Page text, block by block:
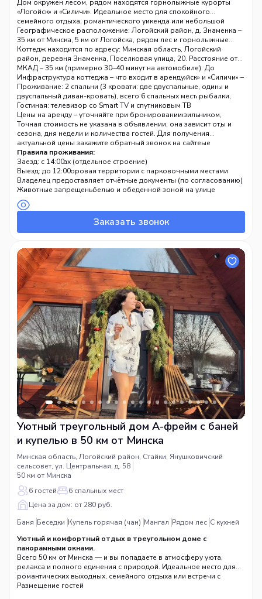
Минска и 5 км от города Логойск.
Дом окружён лесом, рядом находятся горнолыжные курорты
«Логойск» и «Силичи». Идеальное место для спокойного
семейного отдыха, романтического уикенда или небольшой
дружеской компании. Для гостей – баня на дровах, мангальная
зона, уютный двор с гирляндами.
Географическое расположение: Логойский район, д. Знаменка –
35 км от Минска, 5 км от Логойска, рядом лес и горнолыжные
трассы
Коттедж находится по адресу: Минская область, Логойский
район, деревня Знаменка, Поселковая улица, 20. Расстояние от
МКАД – 35 км (примерно 30–40 минут на автомобиле). До
Логойска – 5 км, до горнолыжных центров «Логойск» и «Силичи» –
ещё ближе. Вокруг – лес, где можно гулять, собирать грибы и
ягоды. Рядом есть пруд/озеро, а также возможность рыбалки,
охоты, проката велосипедов.
Инфраструктура коттеджа – что входит в аренду
Проживание: 2 спальни (3 кровати: две двуспальные, один
двуспальный диван-кровать), всего 6 спальных мест
Гостиная: телевизор со Smart TV и спутниковым ТВ
Кухня: индукционная плита, холодильник с морозильником,
микроволновая печь, электрочайник, полный набор посуды и
столовых приборов, обеденный стол, чай/кофе
Ванная комната: душ, туалет, полотенца, фен, туалетные
принадлежности
Баня на дровах (отдельное строение)
Большая придворовая территория с парковочными местами
Мангальная зона (мангал, принадлежности для барбекю)
Терраса с садовой мебелью и обеденной зоной на улице
Магическое оформление гирляндами – дом и баня
подсвечиваются
Бесплатный Wi-Fi, газовый водонагреватель, металлическая
Дизайнерский ремонт, вид во двор
Цены на аренду – уточняйте при бронировании
Точная стоимость не указана в объявлении, она зависит от
сезона, дня недели и количества гостей. Для получения
актуальной цены закажите обратный звонок на сайте
Правила проживания:
Заезд: с 14:00
Выезд: до 12:00
Курение разрешено только в специально отведённых местах
Животные запрещены
Вечеринки и мероприятия запрещены
Можно с детьми любого возраста
Владелец предоставляет отчётные документы (по согласованию)
Заказать звонок
Уютный треугольный дом А-фрейм с баней
и купелью в 50 км от Минска
Минская область, Логойский район, Стайки, Янушковичский
сельсовет, ул. Центральная, д. 58
50 км от Минска
6 гостей
6 спальных мест
Цена за дом: от 280 руб.
Баня Беседки Купель горячая (чан) Мангал Рядом лес С кухней
Уютный и комфортный отдых в треугольном доме с
панорамными окнами.
Всего 50 км от Минска — и вы попадаете в атмосферу уюта,
релакса и полного единения с природой. Идеальное место для
романтических выходных, семейного отдыха или встречи с
друзьями.
Размещение гостей